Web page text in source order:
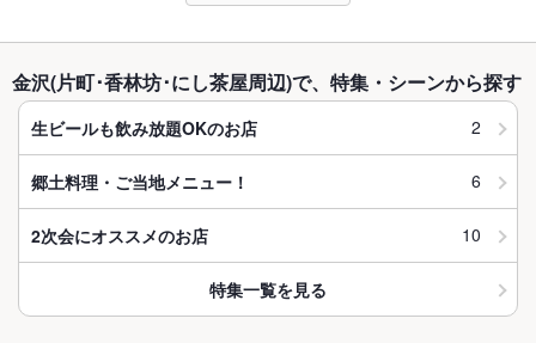
金沢(片町･香林坊･にし茶屋周辺)で、特集・シーンから探す
生ビールも飲み放題OKのお店 2
郷土料理・ご当地メニュー！ 6
2次会にオススメのお店 10
特集一覧を見る